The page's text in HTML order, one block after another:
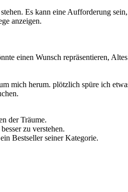
Es kann eine Aufforderung
anzeigen.
einen Wunsch repräsentieren,
mich herum. plötzlich spüre ich
der Träume.
zu verstehen.
Bestseller seiner Kategorie.